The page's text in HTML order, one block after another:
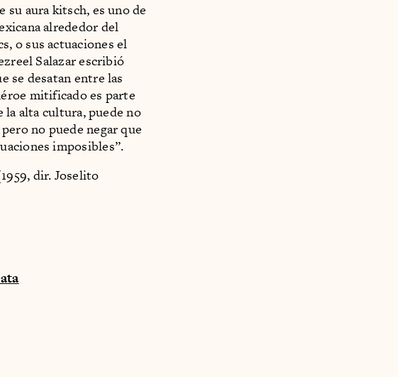
su aura kitsch, es uno de
alrededor del
o sus actuaciones el
Salazar escribió
se desatan entre las
mitificado es parte
la alta cultura, puede no
no puede negar que
imposibles”.
dir. Joselito